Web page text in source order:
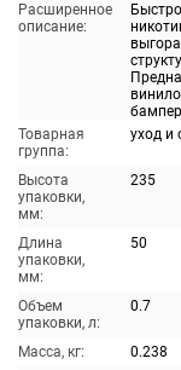
Расширенное
описание:
Товарная
группа:
уход и
Высота
упаковки,
мм:
235
Длина
упаковки,
мм:
50
Объем
упаковки, л:
0.7
Масса, кг:
0.238